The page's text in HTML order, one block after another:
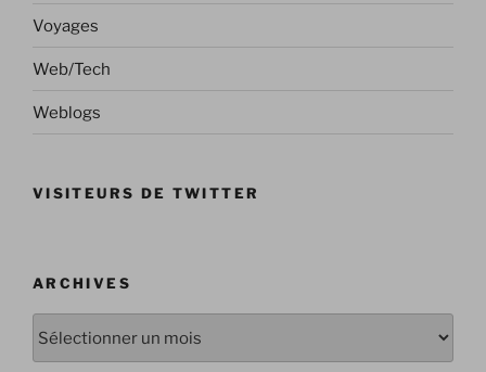
Voyages
Web/Tech
Weblogs
VISITEURS DE TWITTER
ARCHIVES